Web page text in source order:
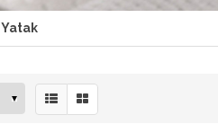
Yatak